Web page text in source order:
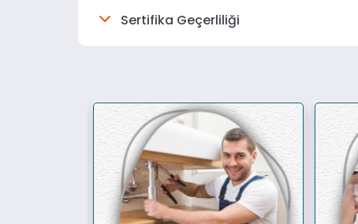
Sertifika Geçerliliği